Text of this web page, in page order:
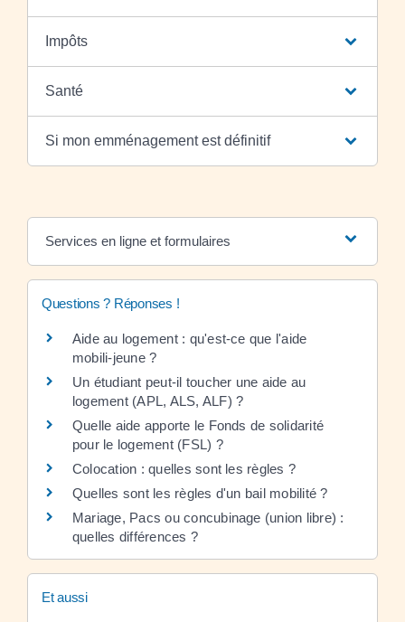
Impôts
Santé
Si mon emménagement est définitif
Services en ligne et formulaires
Questions ? Réponses !
Aide au logement : qu'est-ce que l'aide
mobili-jeune ?
Un étudiant peut-il toucher une aide au
logement (APL, ALS, ALF) ?
Quelle aide apporte le Fonds de solidarité
pour le logement (FSL) ?
Colocation : quelles sont les règles ?
Quelles sont les règles d'un bail mobilité ?
Mariage, Pacs ou concubinage (union libre) :
quelles différences ?
Et aussi